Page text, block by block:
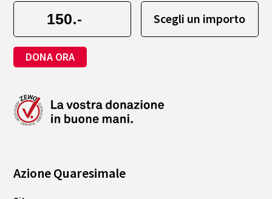
Azione Quaresimale
.- Scegli un importo
DONA ORA